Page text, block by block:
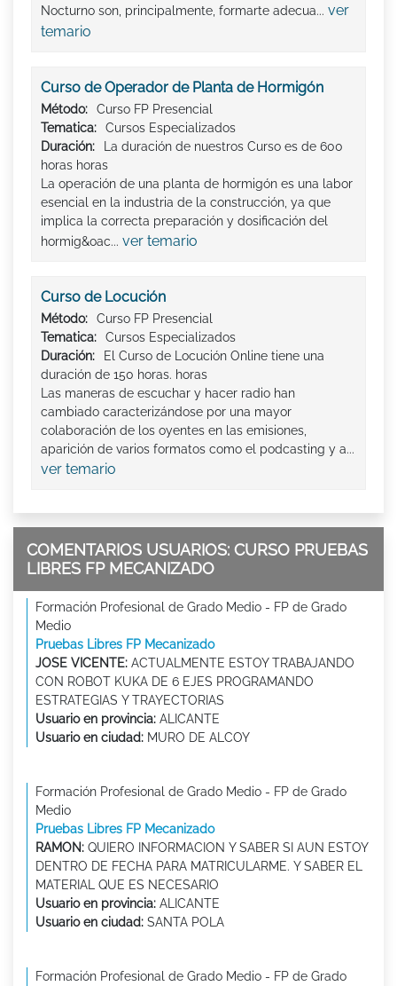
Nocturno son, principalmente, formarte adecua... ver
temario
Curso de Operador de Planta de Hormigón
Método:
Curso FP Presencial
Tematica:
Cursos Especializados
Duración:
La duración de nuestros Curso es de 600
horas horas
La operación de una planta de hormigón es una labor
esencial en la industria de la construcción, ya que
implica la correcta preparación y dosificación del
hormig&oac... ver temario
Curso de Locución
Método:
Curso FP Presencial
Tematica:
Cursos Especializados
Duración:
El Curso de Locución Online tiene una
duración de 150 horas. horas
Las maneras de escuchar y hacer radio han
cambiado caracterizándose por una mayor
colaboración de los oyentes en las emisiones,
aparición de varios formatos como el podcasting y a...
ver temario
COMENTARIOS USUARIOS: CURSO PRUEBAS
LIBRES FP MECANIZADO
Formación Profesional de Grado Medio - FP de Grado
Medio
Pruebas Libres FP Mecanizado
JOSE VICENTE: ACTUALMENTE ESTOY TRABAJANDO
CON ROBOT KUKA DE 6 EJES PROGRAMANDO
ESTRATEGIAS Y TRAYECTORIAS
Usuario en provincia: ALICANTE
Usuario en ciudad: MURO DE ALCOY
Formación Profesional de Grado Medio - FP de Grado
Medio
Pruebas Libres FP Mecanizado
RAMON: QUIERO INFORMACION Y SABER SI AUN ESTOY
DENTRO DE FECHA PARA MATRICULARME. Y SABER EL
MATERIAL QUE ES NECESARIO
Usuario en provincia: ALICANTE
Usuario en ciudad: SANTA POLA
Formación Profesional de Grado Medio - FP de Grado